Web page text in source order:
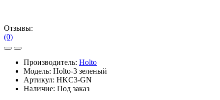
Отзывы:
(0)
Производитель: Holto
Модель: Holto-3 зеленый
Артикул: HKC3-GN
Наличие: Под заказ